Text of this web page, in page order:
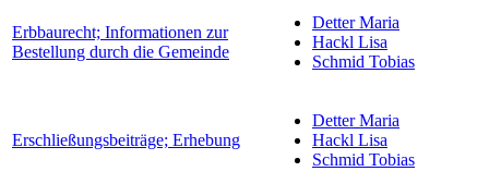
Erbbaurecht; Informationen zur
Bestellung durch die Gemeinde
Detter Maria
Hackl Lisa
Schmid Tobias
Erschließungsbeiträge; Erhebung
Detter Maria
Hackl Lisa
Schmid Tobias